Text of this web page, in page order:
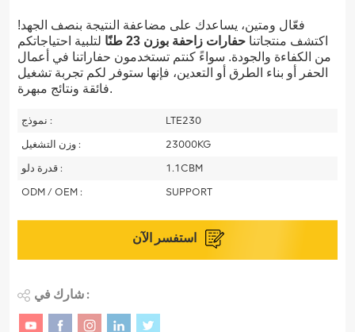
فعّال ومتين، يساعدك على مضاعفة النتيجة بنصف الجهد!
اكتشف منتجاتنا حفارات زاحفة بوزن 23 طنًا
لتلبية احتياجاتكم
من الكفاءة والجودة. سواءً كنتم تستخدمون حفاراتنا في أعمال
الحفر أو بناء الطرق أو التعدين، فإنها ستوفر لكم تجربة تشغيل
فائقة ونتائج مبهرة.
نموذج :
LTE230
وزن التشغيل :
23000KG
قدرة دلو :
1.1CBM
ODM / OEM :
SUPPORT
شارك في :